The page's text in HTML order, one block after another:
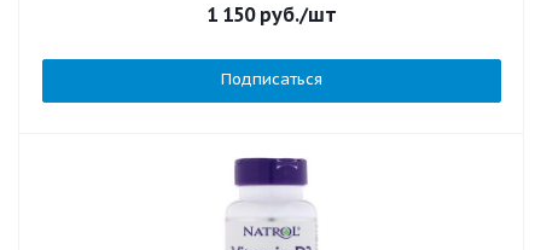
1 150руб./шт
Подписаться